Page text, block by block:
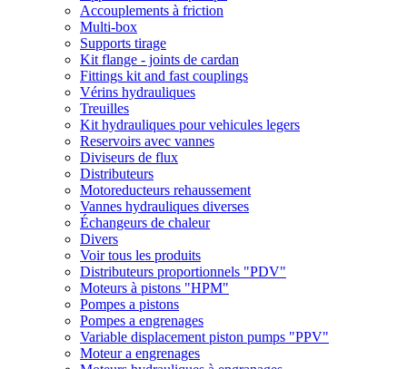
Accouplements à friction
Multi-box
Supports tirage
Kit flange - joints de cardan
Fittings kit and fast couplings
Vérins hydrauliques
Treuilles
Kit hydrauliques pour vehicules legers
Reservoirs avec vannes
Diviseurs de flux
Distributeurs
Motoreducteurs rehaussement
Vannes hydrauliques diverses
Échangeurs de chaleur
Divers
Voir tous les produits
Distributeurs proportionnels "PDV"
Moteurs à pistons "HPM"
Pompes a pistons
Pompes a engrenages
Variable displacement piston pumps "PPV"
Moteur a engrenages